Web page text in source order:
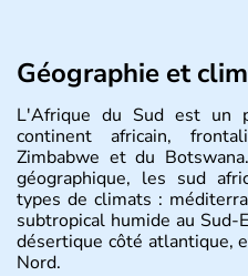
Géographie et
L'Afrique du Sud est un
continent africain,
Zimbabwe et du
géographique, les sud
types de climats :
subtropical humide au Sud-
désertique côté atlantique,
Nord.